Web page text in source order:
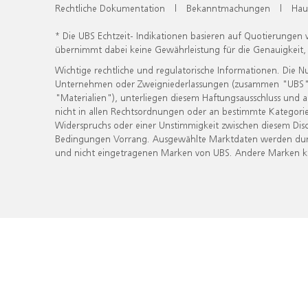
Rechtliche Dokumentation | Bekanntmachungen |
* Die UBS Echtzeit- Indikationen basieren auf
übernimmt dabei keine Gewährleistung für die
Wichtige rechtliche und regulatorische Informationen. Die
Unternehmen oder Zweigniederlassungen (zusammen
"Materialien"), unterliegen diesem Haftungsausschluss
nicht in allen Rechtsordnungen oder an bestimmte
Widerspruchs oder einer Unstimmigkeit zwischen diesem
Bedingungen Vorrang. Ausgewählte Marktdaten werden
und nicht eingetragenen Marken von UBS. Andere Marken